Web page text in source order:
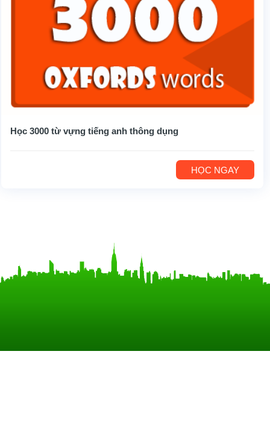
Học 3000 từ vựng tiếng anh thông dụng
HỌC NGAY